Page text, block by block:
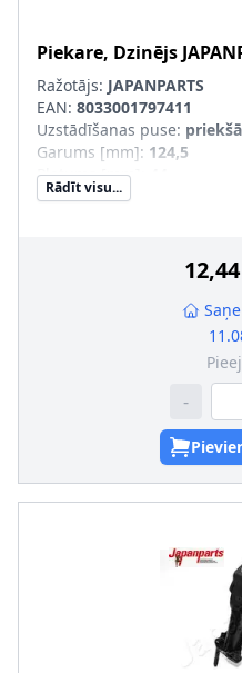
Piekare, Dzinējs
Ražotājs: JAPANPARTS
EAN: 8033001797411
Uzstādīšanas puse: priekšā
Garums [mm]: 124,5
Platums [mm]
Augstums [mm]
Rādīt visu...
-